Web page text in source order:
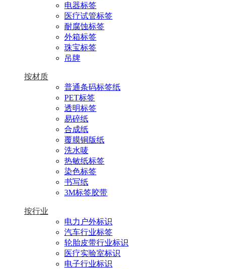
电器标签
医疗试管标签
耐腐蚀标签
外箱标签
珠宝标签
吊牌
按材质
普通条码标签纸
PET标签
透明标签
易碎纸
合成纸
覆膜铜版纸
洗水唛
热敏纸标签
染色标签
书写纸
3M标签胶带
按行业
电力户外标识
汽车行业标签
轮胎皮带行业标识
医疗实验室标识
电子行业标识